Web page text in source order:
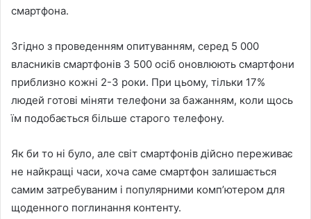
смартфона.
Згідно з проведенням опитуванням, серед 5 000
власників смартфонів 3 500 осіб оновлюють смартфони
приблизно кожні 2-3 роки. При цьому, тільки 17%
людей готові міняти телефони за бажанням, коли щось
їм подобається більше старого телефону.
Як би то ні було, але світ смартфонів дійсно переживає
не найкращі часи, хоча саме смартфон залишається
самим затребуваним і популярними комп’ютером для
щоденного поглинання контенту.